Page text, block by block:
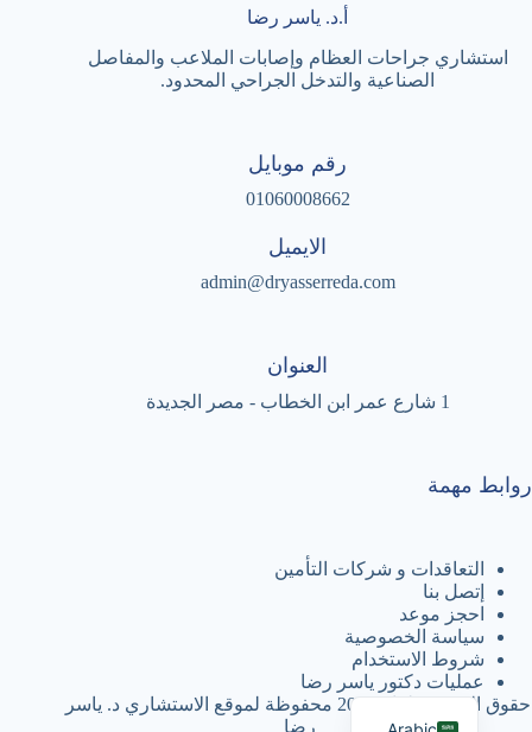
أ.د. ياسر رضا
استشاري جراحات العظام وإصابات الملاعب والمفاصل
الصناعية والتدخل الجراحي المحدود.
رقم موبايل
01060008662
الايميل
admin@dryasserreda.com
العنوان
1 شارع عمر ابن الخطاب - مصر الجديدة
روابط مهمة
التعاقدات و شركات التأمين
إتصل بنا
احجز موعد
سياسة الخصوصية
شروط الاستخدام
عمليات دكتور ياسر رضا
حقوق النشر © لعام 2026 محفوظة لموقع الاستشاري د. ياسر
رضا
English